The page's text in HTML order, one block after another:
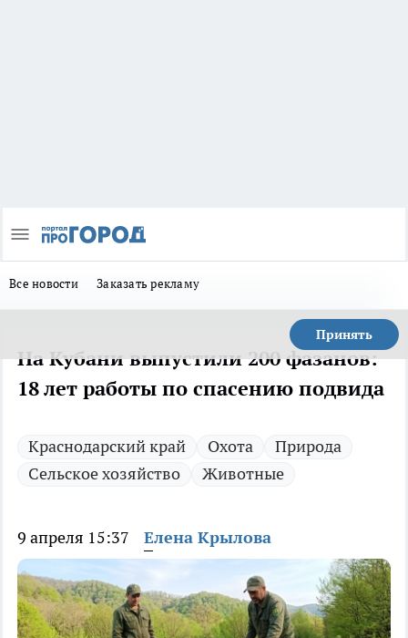
Все новости Заказать рекламу
Принять
На Кубани выпустили 200 фазанов:
18 лет работы по спасению подвида
Краснодарский край Охота
Природа
Сельское хозяйство
Животные
9 апреля 15:37 Елена Крылова